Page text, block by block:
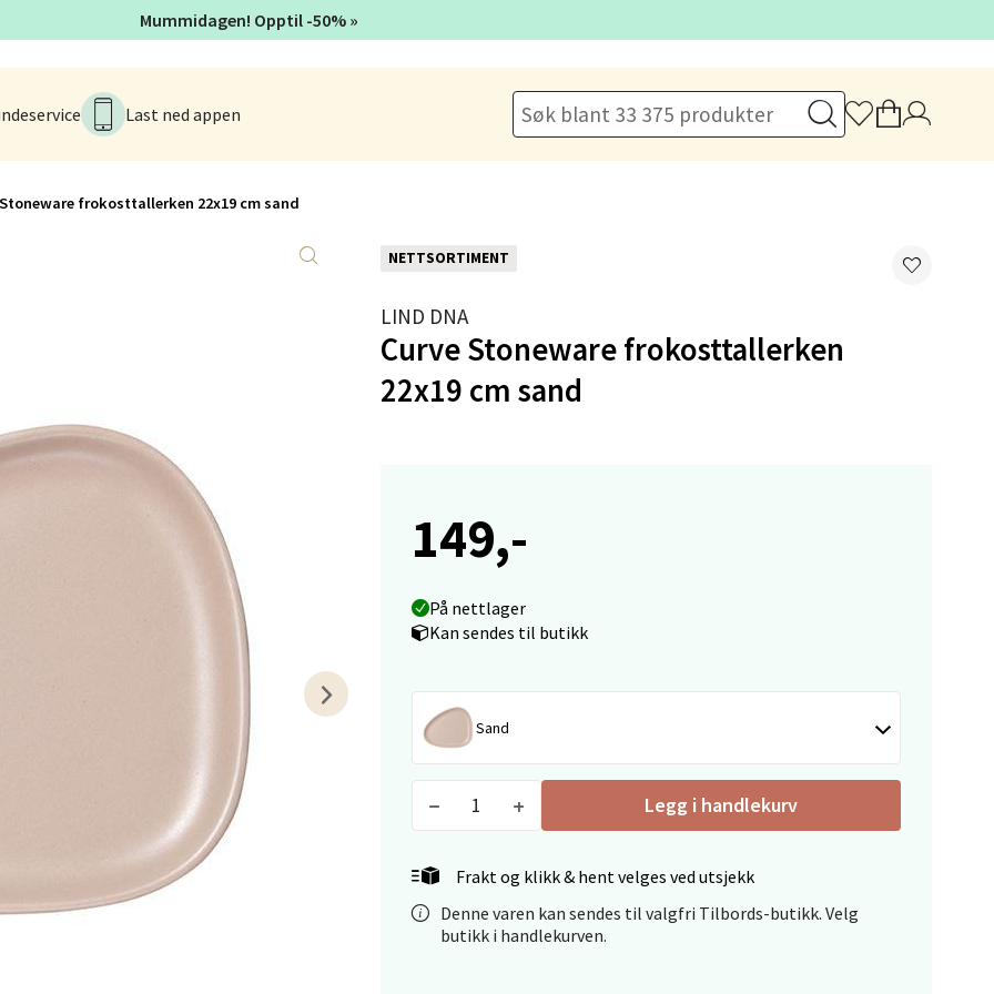
Last ned appen
frokosttallerken 22x19 cm sand
NETTSORTIMENT
LIND DNA
Curve Stoneware frokosttallerken
22x19 cm sand
149,-
På nettlager
Kan sendes til butikk
Sand
Legg i handlekurv
Frakt og klikk & hent velges ved utsjekk
Denne varen kan sendes til valgfri Tilbords-butikk. Velg
butikk i handlekurven.
Mummidagen! Opptil -50% »
- Thon Senter Lagunen
1, 5239 Bergen
10-21
Velg
Linderud
og Sandnes - Thon Senter